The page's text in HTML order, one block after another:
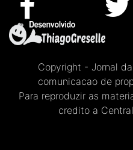
Copyright - Jornal
comunicacao de
Para reproduzir as
credito a